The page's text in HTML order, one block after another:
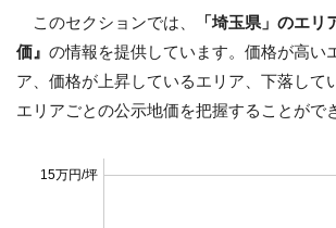
このセクションでは、
「埼玉県」のエリ
価』 の情報を提供しています。価格が高い
ア、価格が上昇しているエリア、下落して
エリアごとの公示地価を把握することがで
15万円/坪